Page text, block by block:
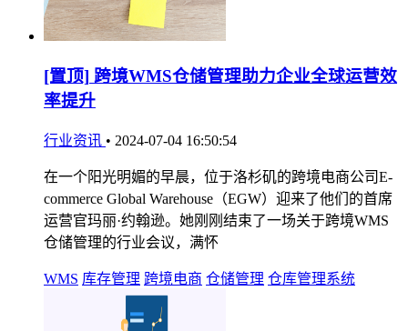
[置顶] 跨境WMS仓储管理助力企业全球运营效
率提升
行业资讯 • 2024-07-04 16:50:54
在一个阳光明媚的早晨，位于洛杉矶的跨境电商公司E-
commerce Global Warehouse（EGW）迎来了他们的首席
运营官玛丽·约翰逊。她刚刚结束了一场关于跨境WMS
仓储管理的行业会议，满怀
WMS 库存管理 跨境电商 仓储管理 仓库管理系统